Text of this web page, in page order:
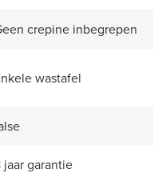
crepine inbegrepen
wastafel
jaar garantie